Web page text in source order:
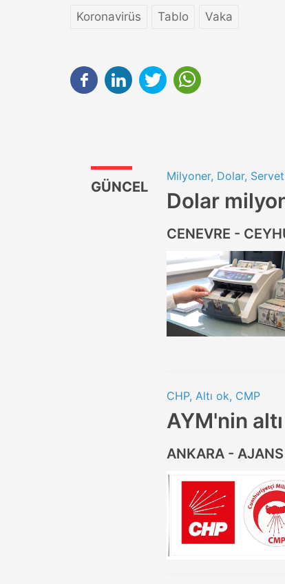
Koronavirüs Tablo Vaka
GÜNCEL
Milyoner, Dolar, Servet
Dolar
CENEVRE -
CHP, Altı ok, CMP
AYM'nin
ANKARA -